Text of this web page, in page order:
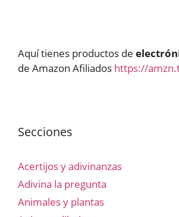
Aquí tienes productos de
de Amazon Afiliados https://
Secciones
Acertijos y adivinanzas
Adivina la pregunta
Animales y plantas